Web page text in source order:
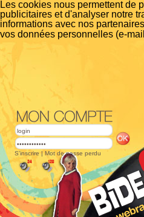
Les cookies nous permettent de
publicitaires et d'analyser notre
informations avec nos
vos données personnelles (e-
S'inscrire | Mot de passe perdu